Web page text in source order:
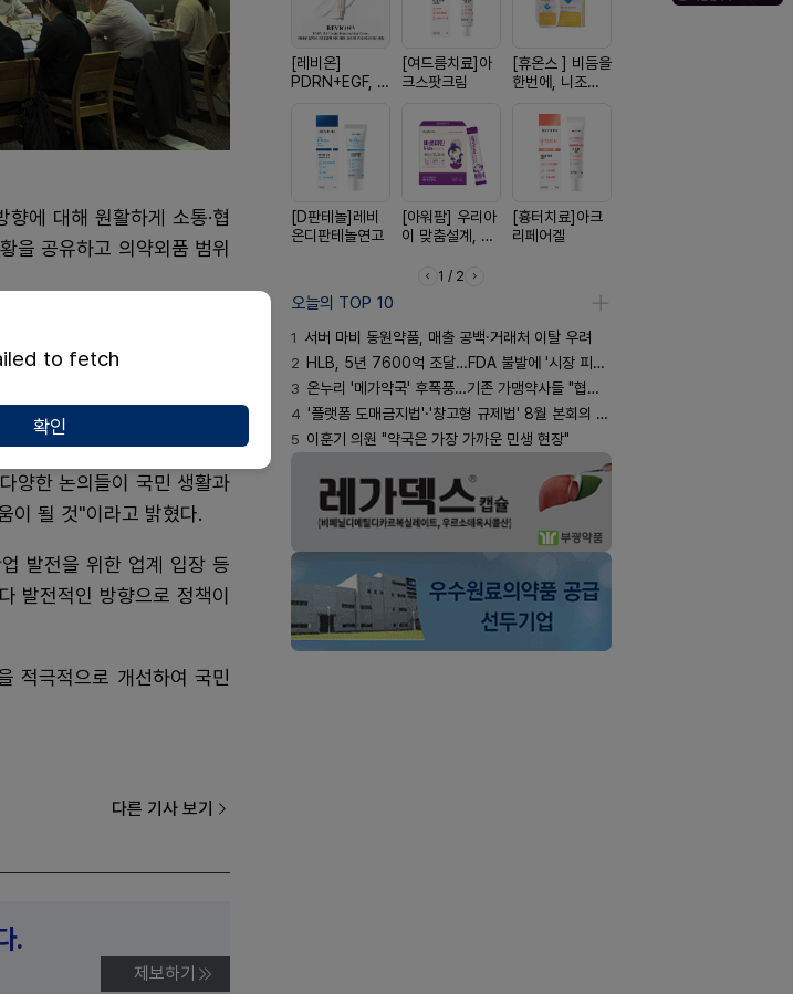
에 대해 원활하게 소통·협
을 공유하고 의약외품 범위
준(GMP) 등 의약외품 전
회의에서 논의된 최종 결과
양한 논의들이 국민 생활과
이 될 것"이라고 밝혔다.
발전을 위한 업계 입장 등
발전적인 방향으로 정책이
적극적으로 개선하여 국민
다른 기사 보기
.
제보하기
[레비온]
PDRN+EGF, 레
EGF 크림
[여드름치료]아
크스팟크림
[휴온스 ] 비듬을
한번에, 니조랄
[D판테놀]레비
온디판테놀연고
[아워팜] 우리아
이 맞춤설계, 바
더베리맛
[흉터치료]아크
리페어겔
1 / 2
오늘의 TOP 10
1 서버 마비 동원약품, 매출 공백·거래처 이탈 우려
2 HLB, 5년 7600억 조달…FDA 불발에 '시장 피로감'
3 온누리 '메가약국' 후폭풍…기존 가맹약사들 "협의체 만들자"
4 '플랫폼 도매금지법'·'창고형 규제법' 8월 본회의 통과 기류
5 이훈기 의원 "약국은 가장 가까운 민생 현장"
to fetch
확인